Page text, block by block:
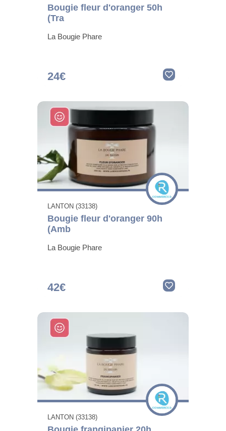
Bougie fleur d'oranger 50h
(Tra
La Bougie Phare
24€
LANTON (33138)
Bougie fleur d'oranger 90h
(Amb
La Bougie Phare
42€
LANTON (33138)